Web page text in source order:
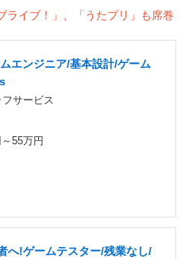
ライブ！」、「うたプリ」も席
エンジニア/基本設計/ゲーム
サービス
55万円
へ!ゲームテスター/残業なし/